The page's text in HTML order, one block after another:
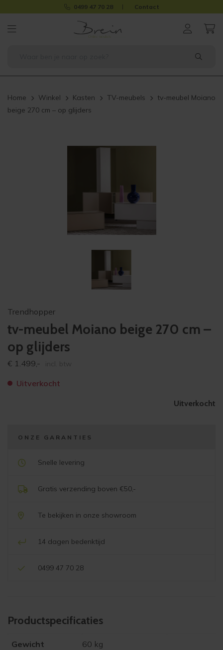
0499 47 70 28 Contact
Home Winkel Kasten TV-meubels
tv-meubel Moiano
beige 270 cm – op glijders
Trendhopper
tv-meubel Moiano beige 270 cm –
op glijders
€ 1.499,-
Uitverkocht
Uitverkocht
ONZE GARANTIES
Snelle levering
Gratis verzending boven €50,-
Te bekijken in onze showroom
14 dagen bedenktijd
0499 47 70 28
Product­specificaties
Gewicht 60 kg